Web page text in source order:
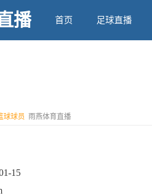
播 首页 足球直播
球球员 雨燕体育直播
15